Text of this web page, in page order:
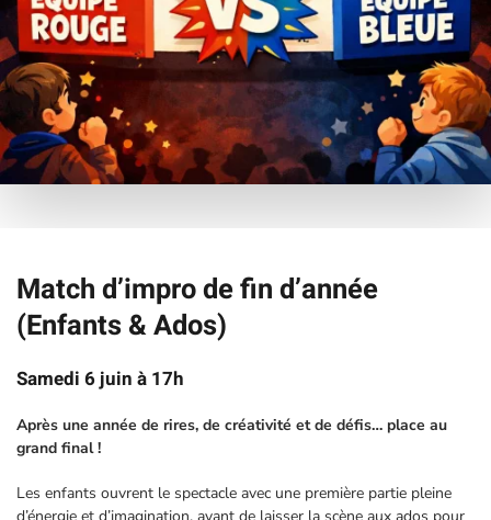
Match d’impro de fin d’année
(Enfants & Ados)
Samedi 6 juin à 17h
Après une année de rires, de créativité et de défis… place au
grand final !
Les enfants ouvrent le spectacle avec une première partie pleine